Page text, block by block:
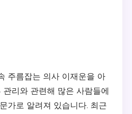
주름잡는 의사 이재운을 아
관리와 관련해 많은 사람들에
가로 알려져 있습니다. 최근